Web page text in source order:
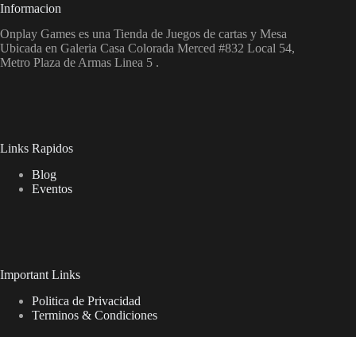
Informacion
Onplay Games es una Tienda de Juegos de cartas y Mesa
Ubicada en Galeria Casa Colorada Merced #832 Local 54,
Metro Plaza de Armas Linea 5 .
Links Rapidos
Blog
Eventos
Important Links
Politica de Privacidad
Terminos & Condiciones